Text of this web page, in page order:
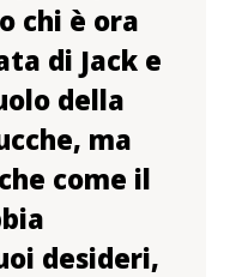
chi è ora
di Jack e
della
ma
come il
desideri,